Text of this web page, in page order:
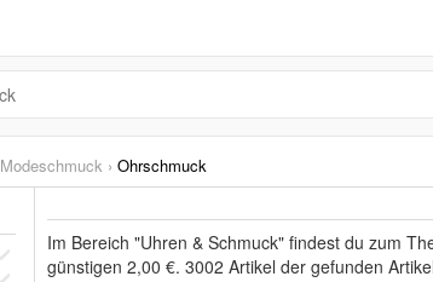
Modeschmuck › Ohrschmuck
Im Bereich "Uhren & Schmuck" findest du zum
günstigen 2,00 €. 3002 Artikel der gefunden